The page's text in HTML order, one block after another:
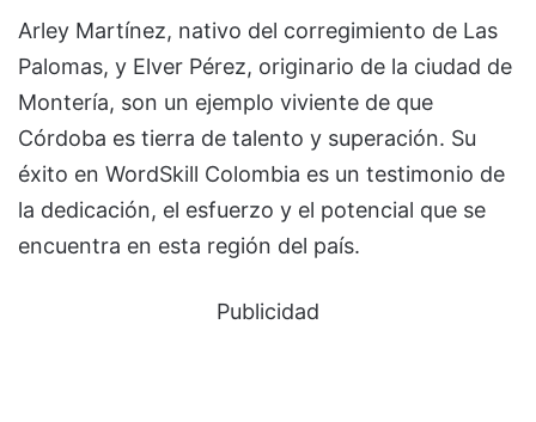
Arley Martínez, nativo del corregimiento de Las
Palomas, y Elver Pérez, originario de la ciudad de
Montería, son un ejemplo viviente de que
Córdoba es tierra de talento y superación. Su
éxito en WordSkill Colombia es un testimonio de
la dedicación, el esfuerzo y el potencial que se
encuentra en esta región del país.
Publicidad